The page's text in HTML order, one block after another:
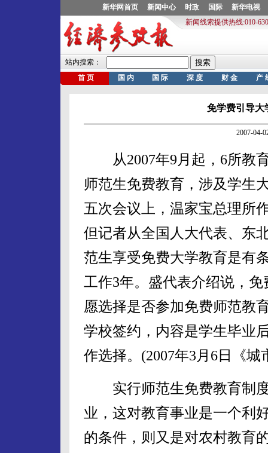
免学费引导大
2007-04-
从2007年9月起，6所教
师范生免费教育，涉及学生
五次会议上，温家宝总理所
但记者从全国人大代表、东
范生享受免费大学教育是有
工作3年。盛代表介绍说，
愿选择是否参加免费师范教
学校签约，内容是学生毕业
作选择。(2007年3月6日《城
实行师范生免费教育制度
业，这对教育事业是一个利
的条件，则又是对农村教育